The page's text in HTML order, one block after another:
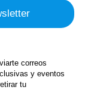
correos
y eventos
tu